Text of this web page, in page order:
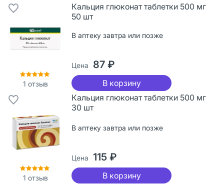
1 отзыв
Кальция глюконат таблетки 500 мг
50 шт
В аптеку завтра или позже
Цена 87 ₽
В корзину
1 отзыв
Кальция глюконат таблетки 500 мг
30 шт
В аптеку завтра или позже
Цена 115 ₽
В корзину